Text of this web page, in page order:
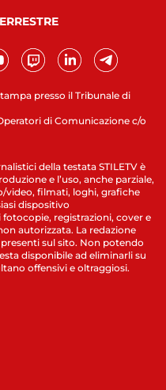
presso il Tribunale di
di Comunicazione c/o
della testata STILETV è
e l’uso, anche parziale,
video, filmati, loghi, grafiche
dispositivo
registrazioni, cover e
autorizzata. La redazione
sul sito. Non potendo
disponibile ad eliminarli su
offensivi e oltraggiosi.